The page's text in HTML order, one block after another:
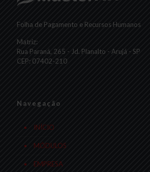
Folha de Pagamento e Recursos Humanos
Matriz:
Rua Paraná, 265 - Jd. Planalto - Arujá - SP
CEP: 07402-210
Navegação
INÍCIO
MÓDULOS
EMPRESA